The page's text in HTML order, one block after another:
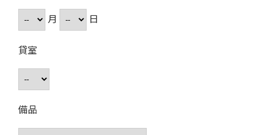
月
日
貸室
備品